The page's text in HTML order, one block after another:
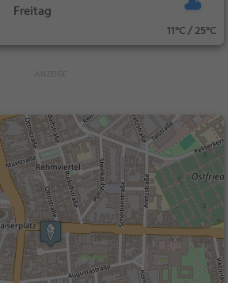
Freitag
11°C / 25°C